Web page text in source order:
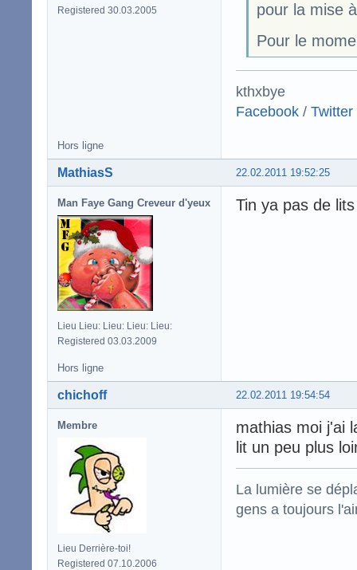
Registered 30.03.2005
pour la mise
Pour le
kthxbye
Facebook / Twitter
Hors ligne
22.02.2011 19:52:25
MathiasS
Man Faye Gang Creveur d'yeux
Lieu Lieu: Lieu: Lieu: Lieu:
Registered 03.03.2009
Tin ya pas de
Hors ligne
22.02.2011 19:54:54
chichoff
Membre
Lieu Derrière-toi!
Registered 07.10.2006
mathias moi j'ai
lit un peu plus
La lumière se
gens a toujours